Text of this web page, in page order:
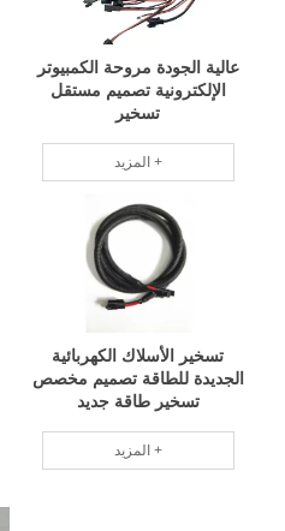
عالية الجودة مروحة الكمبيوتر
الإلكترونية تصميم مستقل
تسخير
المزيد +
تسخير الأسلاك الكهربائية
الجديدة للطاقة تصميم مخصص
تسخير طاقة جديد
المزيد +